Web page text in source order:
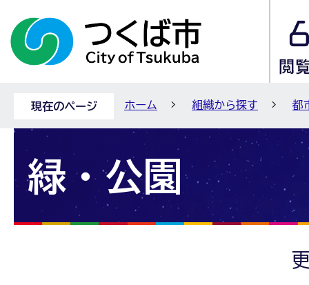
現在のページ ホーム 組織から探す 都
緑・公園